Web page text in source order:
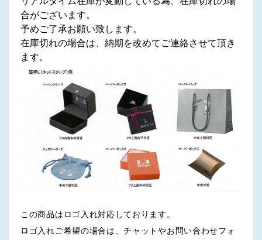
合がございます。
予めご了承お願い致します。
在庫切れの場合は、納期を改めてご連絡させて頂き
ます。
この商品はロゴ入れ対応しております。
ロゴ入れご希望の場合は、チャットやお問い合わせフォ